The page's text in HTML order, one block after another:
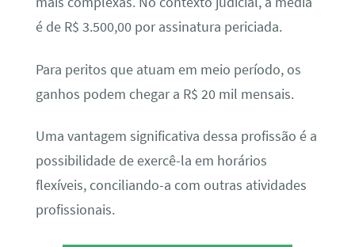
é de R$ 3.500,00 por assinatura periciada.
Para peritos que atuam em meio período, os
ganhos podem chegar a R$ 20 mil mensais.
Uma vantagem significativa dessa profissão é a
possibilidade de exercê-la em horários
flexíveis, conciliando-a com outras atividades
profissionais.